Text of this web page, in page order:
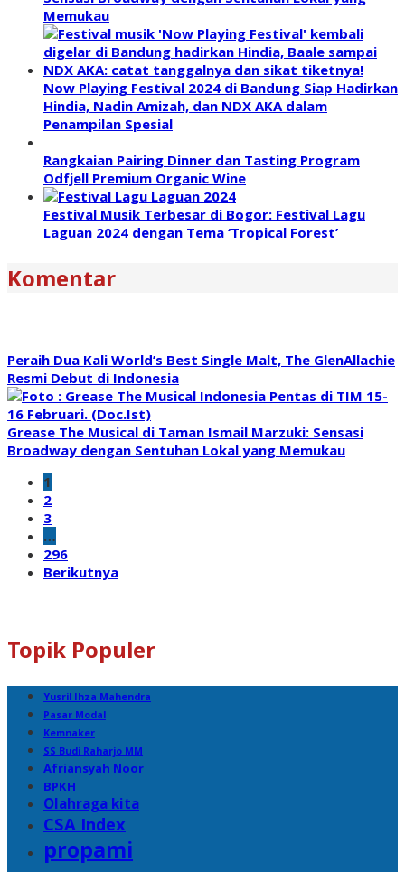
Memukau
Now Playing Festival 2024 di Bandung Siap Hadirkan
Hindia, Nadin Amizah, dan NDX AKA dalam
Penampilan Spesial
Rangkaian Pairing Dinner dan Tasting Program
Odfjell Premium Organic Wine
Festival Musik Terbesar di Bogor: Festival Lagu
Laguan 2024 dengan Tema ‘Tropical Forest’
Komentar
Peraih Dua Kali World’s Best Single Malt, The GlenAllachie
Resmi Debut di Indonesia
Grease The Musical di Taman Ismail Marzuki: Sensasi
Broadway dengan Sentuhan Lokal yang Memukau
1
2
3
…
296
Berikutnya
Topik Populer
Yusril Ihza Mahendra
Pasar Modal
Kemnaker
SS Budi Raharjo MM
Afriansyah Noor
BPKH
Olahraga kita
CSA Index
propami